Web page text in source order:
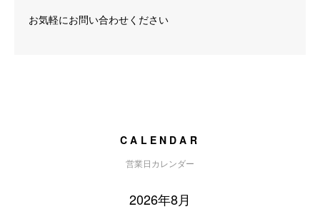
お気軽にお問い合わせください
CALENDAR
営業日カレンダー
2026年8月